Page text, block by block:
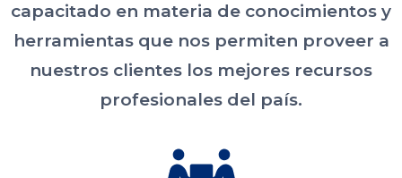
capacitado en materia de conocimientos y
herramientas que nos permiten proveer a
nuestros clientes los mejores recursos
profesionales del país.